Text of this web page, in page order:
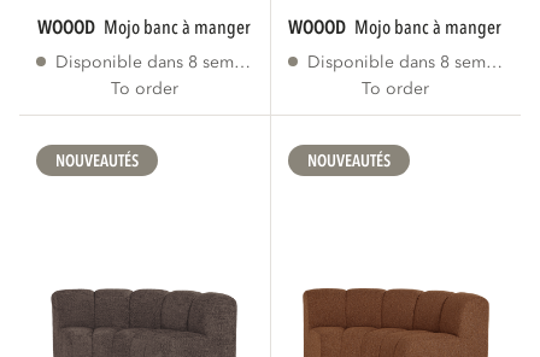
WOOOD mojo banc à manger coin rond dossier...
Disponible dans 8 semaines
To order
WOOOD mojo banc à manger
Disponible dans 8 semaines
To order
NOUVEAUTÉS NOUVEAUTÉS